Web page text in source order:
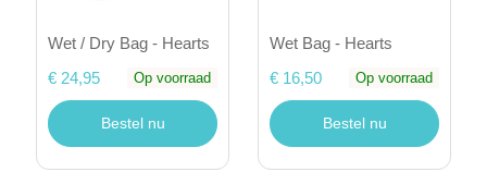
Wet / Dry Bag - Hearts
€ 24,95
Op voorraad
Bestel nu
Wet Bag - Hearts
€ 16,50
Op voorraad
Bestel nu